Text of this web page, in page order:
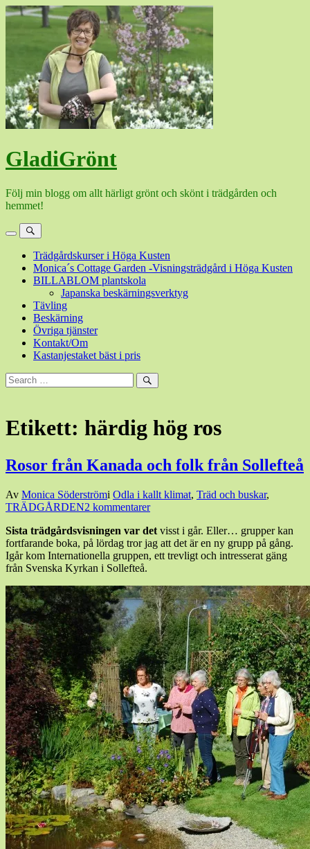
Hoppa
GladiGrönt
Följ min blogg om allt härligt grönt och skönt i trädgården och
hemmet!
MenySök
Trädgårdskurser i Höga Kusten
Monica´s Cottage Garden -Visningsträdgård i Höga Kusten
BILLABLOM plantskola
Japanska beskärningsverktyg
Tävling
Beskärning
Övriga tjänster
Kontakt/Om
Kastanjestaket bäst i pris
Sök
efter:
Sök
Etikett: härdig hög ros
Rosor från Kanada och folk från Sollefteå
Den
26
2014 26
augusti,
2014
Av Monica Söderströmi Odla i kallt klimat, Träd och buskar,
TRÄDGÅRDEN2 kommentarer
Sista trädgårdsvisningen var det visst i går. Eller… grupper kan
fortfarande boka, på lördag tror jag att det är en ny grupp på gång.
Igår kom Internationella gruppen, ett trevligt och intresserat gäng
från Svenska Kyrkan i Sollefteå.